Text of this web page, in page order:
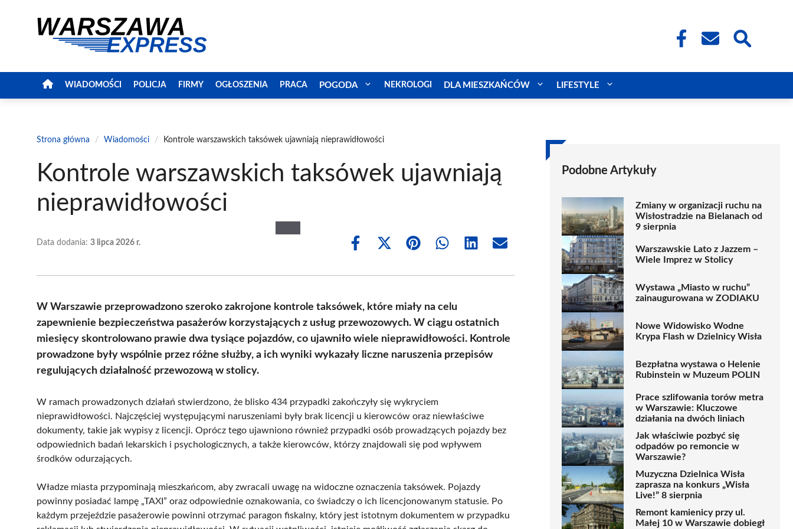
WIADOMOŚCI POLICJA FIRMY OGŁOSZENIA PRACA POGODA NEKROLOGI DLA MIESZKAŃCÓW LIFESTYLE
Strona główna / Wiadomości / Kontrole warszawskich taksówek ujawniają nieprawidłowości
Kontrole warszawskich taksówek ujawniają
nieprawidłowości
Data dodania: 3 lipca 2026 r.
Share
Share
(Twitter)
Share Share Share Share
W Warszawie przeprowadzono szeroko zakrojone kontrole taksówek, które miały na celu
zapewnienie bezpieczeństwa pasażerów korzystających z usług przewozowych. W ciągu ostatnich
miesięcy skontrolowano prawie dwa tysiące pojazdów, co ujawniło wiele nieprawidłowości. Kontrole
prowadzone były wspólnie przez różne służby, a ich wyniki wykazały liczne naruszenia przepisów
regulujących działalność przewozową w stolicy.
W ramach prowadzonych działań stwierdzono, że blisko 434 przypadki zakończyły się wykryciem
nieprawidłowości. Najczęściej występującymi naruszeniami były brak licencji u kierowców oraz niewłaściwe
dokumenty, takie jak wypisy z licencji. Oprócz tego ujawniono również przypadki osób prowadzących pojazdy bez
odpowiednich badań lekarskich i psychologicznych, a także kierowców, którzy znajdowali się pod wpływem
środków odurzających.
Władze miasta przypominają mieszkańcom, aby zwracali uwagę na widoczne oznaczenia taksówek. Pojazdy
powinny posiadać lampę „TAXI” oraz odpowiednie oznakowania, co świadczy o ich licencjonowanym statusie. Po
każdym przejeździe pasażerowie powinni otrzymać paragon fiskalny, który jest istotnym dokumentem w przypadku
Podobne Artykuły
Zmiany w organizacji ruchu na
Wisłostradzie na Bielanach od
9 sierpnia
Warszawskie Lato z Jazzem –
Wiele Imprez w Stolicy
Wystawa „Miasto w ruchu”
zainaugurowana w ZODIAKU
Nowe Widowisko Wodne
Krypa Flash w Dzielnicy Wisła
Bezpłatna wystawa o Helenie
Rubinstein w Muzeum POLIN
Prace szlifowania torów metra
w Warszawie: Kluczowe
działania na dwóch liniach
Jak właściwie pozbyć się
odpadów po remoncie w
Warszawie?
Muzyczna Dzielnica Wisła
zaprasza na konkurs „Wisła
Live!” 8 sierpnia
Remont kamienicy przy ul.
Małej 10 w Warszawie dobiegł